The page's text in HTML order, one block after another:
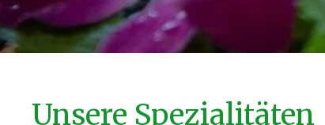
Unsere Spezialitäten